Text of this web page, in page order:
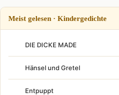
Meist gelesen · Kindergedichte
DIE DICKE MADE
Hänsel und Gretel
Entpuppt